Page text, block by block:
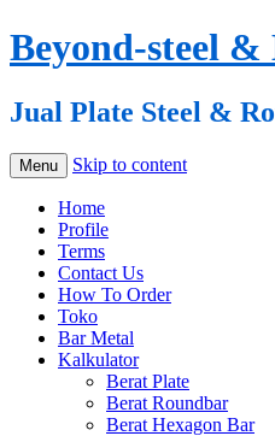
Beyond-steel
Jual Plate Steel &
Menu Skip to content
Home
Profile
Terms
Contact Us
How To Order
Toko
Bar Metal
Kalkulator
Berat Plate
Berat Roundbar
Berat Hexagon Bar